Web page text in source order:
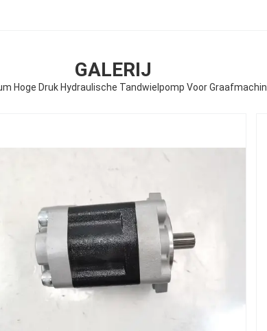
GALERIJ
Hoge Druk Hydraulische Tandwielpomp Voor